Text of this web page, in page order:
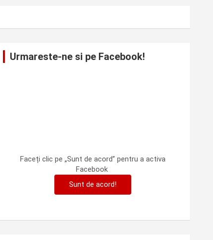
Urmareste-ne si pe Facebook!
Faceți clic pe „Sunt de acord” pentru a activa
Facebook
Sunt de acord!